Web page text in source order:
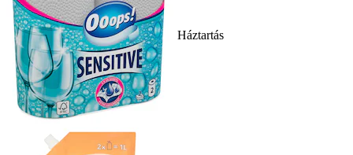
Háztartás